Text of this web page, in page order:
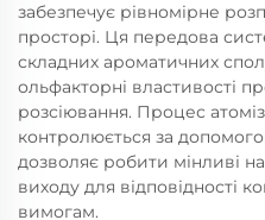
забезпечує рівномірне
просторі. Ця передова
складних ароматичних
ольфакторні властивості
розсіювання. Процес
контролюється за
дозволяє робити мінливі
виходу для відповідності
вимогам.